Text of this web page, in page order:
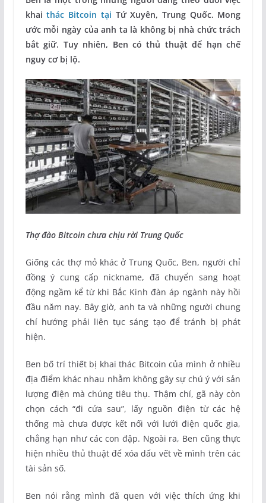
khaithác Bitcoin tại Tứ Xuyên, Trung Quốc. Mong
ước mỗi ngày của anh ta là không bị nhà chức trách
bắt giữ. Tuy nhiên, Ben có thủ thuật để hạn chế
nguy cơ bị lộ.
Thợ đào Bitcoin chưa chịu rời Trung Quốc
Giống các thợ mỏ khác ở Trung Quốc, Ben, người chỉ
đồng ý cung cấp nickname, đã chuyển sang hoạt
động ngầm kể từ khi Bắc Kinh đàn áp ngành này hồi
đầu năm nay. Bây giờ, anh ta và những người chung
chí hướng phải liên tục sáng tạo để tránh bị phát
hiện.
Ben bố trí thiết bị khai thác Bitcoin của mình ở nhiều
địa điểm khác nhau nhằm không gây sự chú ý với sản
lượng điện mà chúng tiêu thụ. Thậm chí, gã này còn
chọn cách “đi cửa sau”, lấy nguồn điện từ các hệ
thống mà chưa được kết nối với lưới điện quốc gia,
chẳng hạn như các con đập. Ngoài ra, Ben cũng thực
hiện nhiều thủ thuật để xóa dấu vết về mình trên các
tài sản số.
Ben nói rằng mình đã quen với việc thích ứng khi